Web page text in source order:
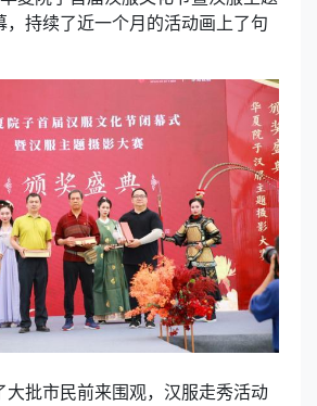
，持续了近一个月的活动画上了句
大批市民前来围观，汉服走秀活动